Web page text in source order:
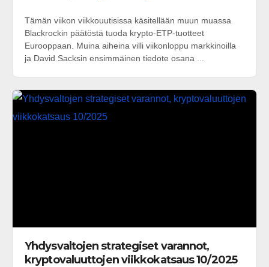
Tämän viikon viikkouutisissa käsitellään muun muassa
Blackrockin päätöstä tuoda krypto-ETP-tuotteet
Eurooppaan. Muina aiheina villi viikonloppu markkinoilla
ja David Sacksin ensimmäinen tiedote osana ...
Yhdysvaltojen strategiset varannot,
kryptovaluuttojen viikkokatsaus 10/2025